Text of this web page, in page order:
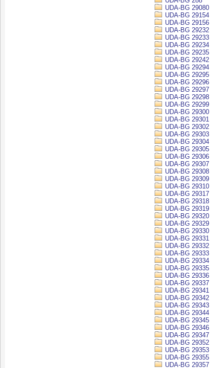
UDA-BG 29080
UDA-BG 29154
UDA-BG 29156
UDA-BG 29232
UDA-BG 29233
UDA-BG 29234
UDA-BG 29235
UDA-BG 29242
UDA-BG 29294
UDA-BG 29295
UDA-BG 29296
UDA-BG 29297
UDA-BG 29298
UDA-BG 29299
UDA-BG 29300
UDA-BG 29301
UDA-BG 29302
UDA-BG 29303
UDA-BG 29304
UDA-BG 29305
UDA-BG 29306
UDA-BG 29307
UDA-BG 29308
UDA-BG 29309
UDA-BG 29310
UDA-BG 29317
UDA-BG 29318
UDA-BG 29319
UDA-BG 29320
UDA-BG 29329
UDA-BG 29330
UDA-BG 29331
UDA-BG 29332
UDA-BG 29333
UDA-BG 29334
UDA-BG 29335
UDA-BG 29336
UDA-BG 29337
UDA-BG 29341
UDA-BG 29342
UDA-BG 29343
UDA-BG 29344
UDA-BG 29345
UDA-BG 29346
UDA-BG 29347
UDA-BG 29352
UDA-BG 29353
UDA-BG 29355
UDA-BG 29357